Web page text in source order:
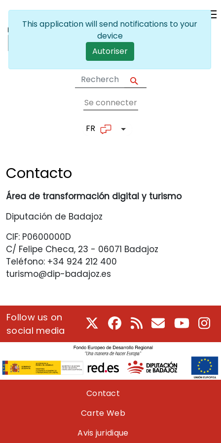
User account
Se connecter
FR List additional actions
Contacto
Área de transformación digital y turismo
Diputación de Badajoz
CIF: P0600000D
C/ Felipe Checa, 23 - 06071 Badajoz
Teléfono: +34 924 212 400
turismo@dip-badajoz.es
Follow us on
social media
Facebook
RSS CourrielYoutube
Pie de páginaContact
Carte Web
Avis juridique
This application will send notifications to your
device
Autoriser